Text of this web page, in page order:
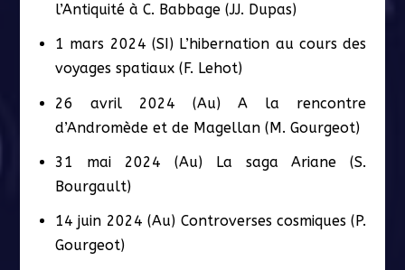
l’Antiquité à C. Babbage (JJ. Dupas)
1 mars 2024 (SI) L’hibernation au cours des
voyages spatiaux (F. Lehot)
26 avril 2024 (Au) A la rencontre
d’Andromède et de Magellan (M. Gourgeot)
31 mai 2024 (Au) La saga Ariane (S.
Bourgault)
14 juin 2024 (Au) Controverses cosmiques (P.
Gourgeot)